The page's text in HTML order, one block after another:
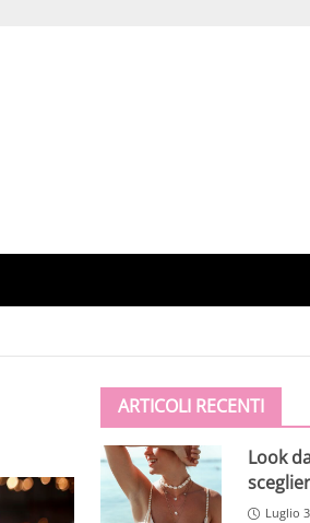
ARTICOLI RECENTI
Look
Luglio